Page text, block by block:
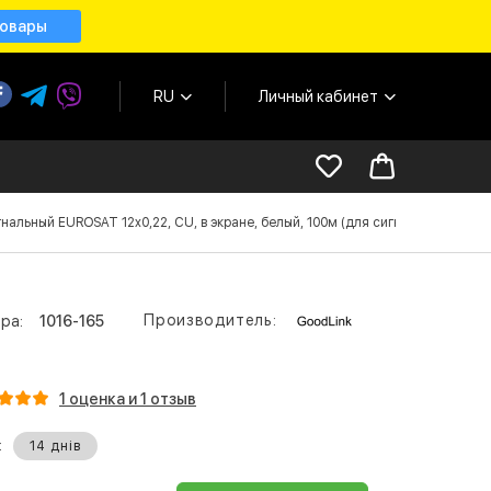
RU Личный кабинет
EUROSAT 12x0,22, СU, в экране, белый, 100м (для сигнализации)
1016-165 Производитель:
1 оценка и 1 отзыв
14 днів